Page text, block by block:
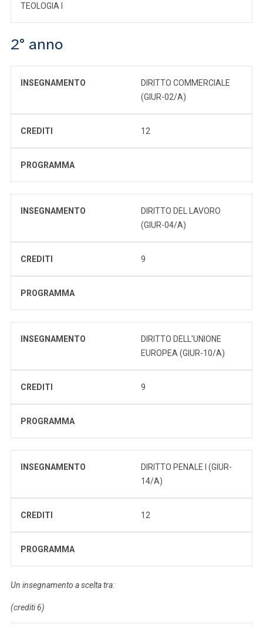
TEOLOGIA I
2° anno
INSEGNAMENTO
DIRITTO COMMERCIALE
(GIUR-02/A)
CREDITI 12
PROGRAMMA
INSEGNAMENTO
DIRITTO DEL LAVORO
(GIUR-04/A)
CREDITI 9
PROGRAMMA
INSEGNAMENTO
DIRITTO DELL'UNIONE
EUROPEA (GIUR-10/A)
CREDITI 9
PROGRAMMA
INSEGNAMENTO
DIRITTO PENALE I (GIUR-
14/A)
CREDITI 12
PROGRAMMA
Un insegnamento a scelta tra:
(crediti 6)